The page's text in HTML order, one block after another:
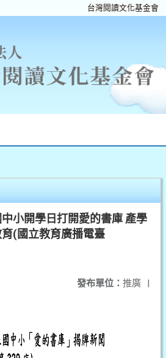
台灣閱讀文化基金會
中小開學日打開愛的書庫 產學
(國立教育廣播電臺
發布單位： 推廣 |